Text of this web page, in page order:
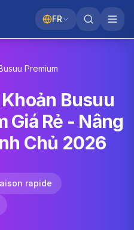
FR
Premium
Busuu
Giá Rẻ - Nâng
Chủ 2026
rapide